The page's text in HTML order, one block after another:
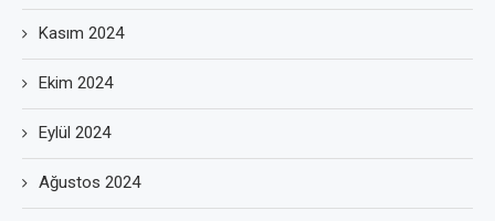
Kasım 2024
Ekim 2024
Eylül 2024
Ağustos 2024